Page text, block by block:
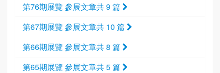
第76期展覽 參展文章共 9 篇
第67期展覽 參展文章共 10 篇
第66期展覽 參展文章共 8 篇
第65期展覽 參展文章共 5 篇